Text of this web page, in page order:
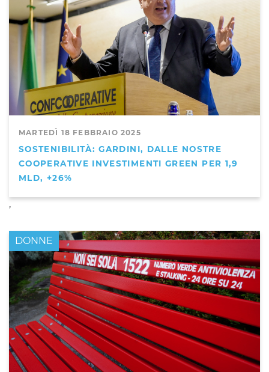
MARTEDÌ 18 FEBBRAIO 2025
SOSTENIBILITÀ: GARDINI, DALLE NOSTRE
COOPERATIVE INVESTIMENTI GREEN PER 1,9
MLD, +26%
,
DONNE